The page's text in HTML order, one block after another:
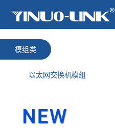
模组类
以太网交换机模组